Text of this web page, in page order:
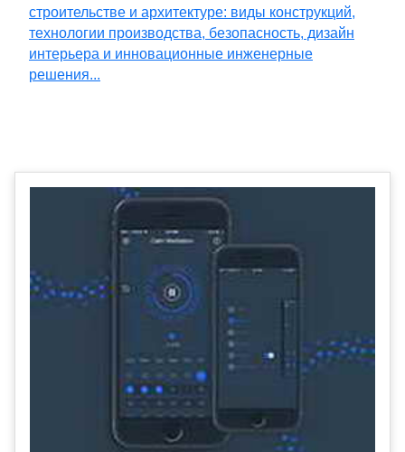
строительстве и архитектуре: виды конструкций,
технологии производства, безопасность, дизайн
интерьера и инновационные инженерные
решения...